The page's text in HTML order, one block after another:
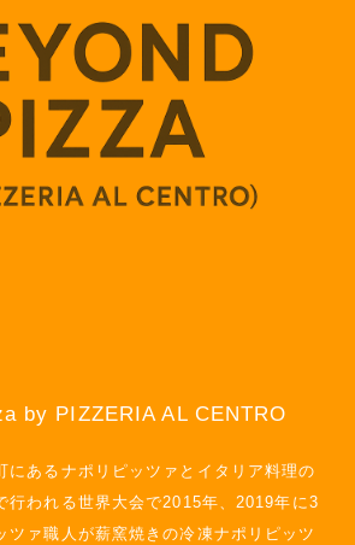
by PIZZERIA AL CENTRO
にあるナポリピッツァとイタリア料理の
行われる世界大会で2015年、2019年に3
ツァ職人が薪窯焼きの冷凍ナポリピッツ